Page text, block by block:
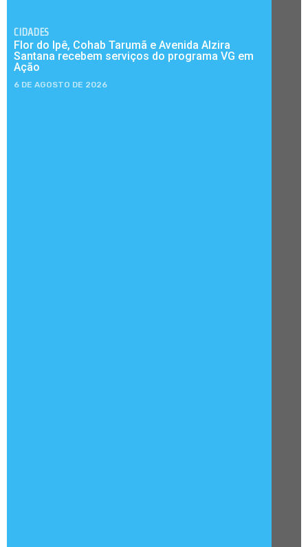
CIDADES
Flor do Ipê, Cohab Tarumã e Avenida Alzira
Santana recebem serviços do programa VG em
Ação
6 DE AGOSTO DE 2026